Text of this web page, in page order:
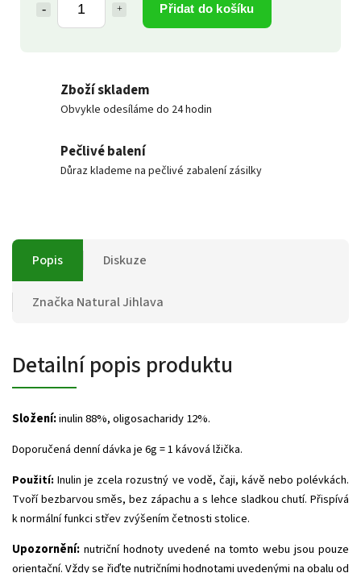
Přidat do košíku
Zboží skladem
Obvykle odesíláme do 24 hodin
Pečlivé balení
Důraz klademe na pečlivé zabalení zásilky
Popis Diskuze
Značka Natural Jihlava
Detailní popis produktu
Složení:inulin 88%, oligosacharidy 12%.
Doporučená denní dávka je 6g = 1 kávová lžička.
Použití: Inulin je zcela rozustný ve vodě, čaji, kávě nebo polévkách.
Tvoří bezbarvou směs, bez zápachu a s lehce sladkou chutí. Přispívá
k normální funkci střev zvýšením četnosti stolice.
Upozornění: nutriční hodnoty uvedené na tomto webu jsou pouze
orientační. Vždy se řiďte nutričními hodnotami uvedenými na obalu od